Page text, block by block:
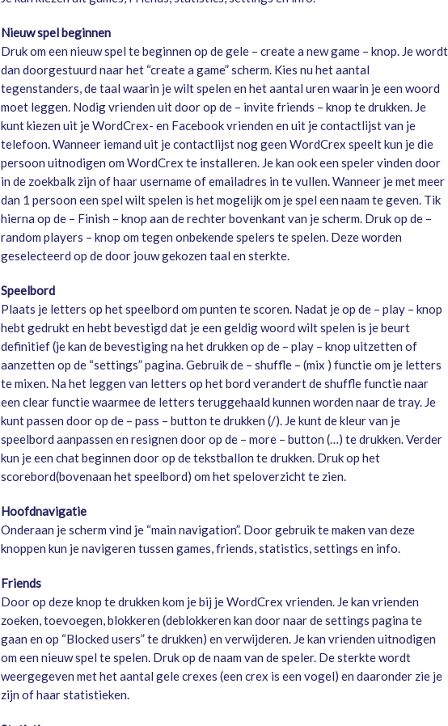
Nieuw spel beginnen
Druk om een nieuw spel te beginnen op de gele – create a new game – knop. Je wordt
dan doorgestuurd naar het “create a game” scherm. Kies nu het aantal
tegenstanders, de taal waarin je wilt spelen en het aantal uren waarin je een woord
moet leggen. Nodig vrienden uit door op de – invite friends – knop te drukken. Je
kunt kiezen uit je WordCrex- en Facebook vrienden en uit je contactlijst van je
telefoon. Wanneer iemand uit je contactlijst nog geen WordCrex speelt kun je die
persoon uitnodigen om WordCrex te installeren. Je kan ook een speler vinden door
in de zoekbalk zijn of haar username of emailadres in te vullen. Wanneer je met meer
dan 1 persoon een spel wilt spelen is het mogelijk om je spel een naam te geven. Tik
hierna op de – Finish – knop aan de rechter bovenkant van je scherm. Druk op de –
random players – knop om tegen onbekende spelers te spelen. Deze worden
geselecteerd op de door jouw gekozen taal en sterkte.
Speelbord
Plaats je letters op het speelbord om punten te scoren. Nadat je op de – play – knop
hebt gedrukt en hebt bevestigd dat je een geldig woord wilt spelen is je beurt
definitief (je kan de bevestiging na het drukken op de – play – knop uitzetten of
aanzetten op de “settings” pagina. Gebruik de – shuffle – (mix ) functie om je letters
te mixen. Na het leggen van letters op het bord verandert de shuffle functie naar
een clear functie waarmee de letters teruggehaald kunnen worden naar de tray. Je
kunt passen door op de – pass – button te drukken (/). Je kunt de kleur van je
speelbord aanpassen en resignen door op de – more – button (…) te drukken. Verder
kun je een chat beginnen door op de tekstballon te drukken. Druk op het
scorebord(bovenaan het speelbord) om het speloverzicht te zien.
Hoofdnavigatie
Onderaan je scherm vind je “main navigation”. Door gebruik te maken van deze
knoppen kun je navigeren tussen games, friends, statistics, settings en info.
Friends
Door op deze knop te drukken kom je bij je WordCrex vrienden. Je kan vrienden
zoeken, toevoegen, blokkeren (deblokkeren kan door naar de settings pagina te
gaan en op “Blocked users” te drukken) en verwijderen. Je kan vrienden uitnodigen
om een nieuw spel te spelen. Druk op de naam van de speler. De sterkte wordt
weergegeven met het aantal gele crexes (een crex is een vogel) en daaronder zie je
zijn of haar statistieken.